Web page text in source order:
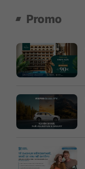
Promo